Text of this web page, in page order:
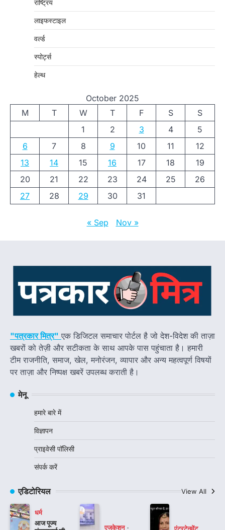
राष्ट्रिय
लाइफस्टाइल
वर्ल्ड
स्पोर्ट्स
हेल्थ
October 2025
M
T W T F S
S
1
2 3 4
5
6
7 8 9 10 11
12
13
14 15 16 17 18
19
20
21 22 23 24 25
26
27
28 29 30 31
« Sep Nov »
"पत्रकार मित्र" एक डिजिटल समाचार पोर्टल है जो देश-विदेश की ताज़ा
खबरों को तेज़ी और सटीकता के साथ आपके पास पहुंचाता है। हमारी
टीम राजनीति, समाज, खेल, मनोरंजन, व्यापार और अन्य महत्वपूर्ण विषयों
पर ताज़ा और निष्पक्ष खबरें उपलब्ध कराती है।
मेनू
हमारे बारे में
विज्ञापन
प्राइवेसी पॉलिसी
संपर्क करें
एडिटोरियल View All
धर्म
आज पूज्य
एजुकेशन